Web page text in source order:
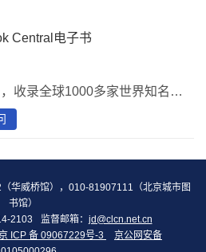
Central电子书
是知名的外文电子书平台，收录全球1000多家世界知名综合性出版社、大学出版社、学术团体出版社（学会、协会、研究中心等）、教科书出版社、专业出版社、参考工具书出版社、国际组织与政府组织出版社出版的超过150万种电子书，覆盖科学、技术、医学、社会科学、经济管理、哲学与宗教、心理学、教育学、法学、语言学、文学、历史学、地理学、艺术等学科，涉及英语、德语、西班牙语、法语、阿拉伯语、日语、意大利语、俄语等60多种语言。
华威桥馆），010-81907111（北京城市图
书馆）
2103
监督邮箱： jd@clcn.net.cn
ICP 备 09067229号-3
京公网安备